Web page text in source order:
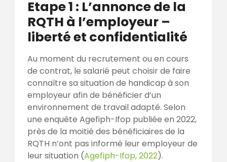
Etape 1 : L’annonce de la
RQTH à l’employeur –
liberté et confidentialité
Au moment du recrutement ou en cours
de contrat, le salarié peut choisir de faire
connaître sa situation de handicap à son
employeur afin de bénéficier d’un
environnement de travail adapté. Selon
une enquête Agefiph-Ifop publiée en 2022,
près de la moitié des bénéficiaires de la
RQTH n’ont pas informé leur employeur de
leur situation (Agefiph-Ifop, 2022).